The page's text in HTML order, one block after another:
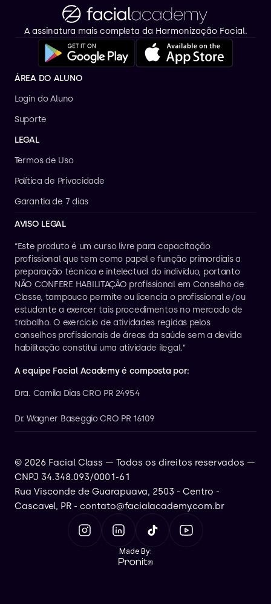
A assinatura mais completa da Harmonização Facial.
ÁREA DO ALUNO
Login do Aluno
Suporte
LEGAL
Termos de Uso
Política de Privacidade
Garantia de 7 dias
AVISO LEGAL
“Este produto é um curso livre para capacitação
profissional que tem como papel e função primordiais a
preparação técnica e intelectual do indivíduo, portanto
NÃO CONFERE HABILITAÇÃO profissional em Conselho de
Classe, tampouco permite ou licencia o profissional e/ou
estudante a exercer tais procedimentos no mercado de
trabalho. O exercício de atividades regidas pelos
conselhos profissionais de áreas da saúde sem a devida
habilitação constitui uma atividade ilegal.”
A equipe Facial Academy é composta por:
Dra. Camila Dias CRO PR 24954
Dr. Wagner Baseggio CRO PR 16109
© 2026 Facial Class — Todos os direitos reservados —
CNPJ 34.348.093/0001-61
Rua Visconde de Guarapuava, 2503 - Centro -
Cascavel, PR - contato@facialacademy.com.br
Made By: